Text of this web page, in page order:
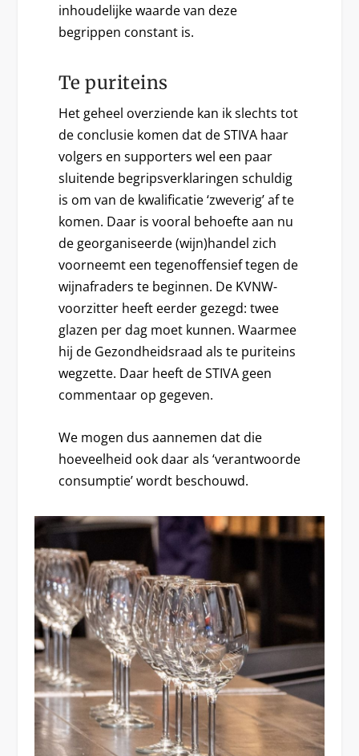
inhoudelijke waarde van deze
begrippen constant is.
Te puriteins
Het geheel overziende kan ik slechts tot
de conclusie komen dat de STIVA haar
volgers en supporters wel een paar
sluitende begripsverklaringen schuldig
is om van de kwalificatie ‘zweverig’ af te
komen. Daar is vooral behoefte aan nu
de georganiseerde (wijn)handel zich
voorneemt een tegenoffensief tegen de
wijnafraders te beginnen. De KVNW-
voorzitter heeft eerder gezegd: twee
glazen per dag moet kunnen. Waarmee
hij de Gezondheidsraad als te puriteins
wegzette. Daar heeft de STIVA geen
commentaar op gegeven.
We mogen dus aannemen dat die
hoeveelheid ook daar als ‘verantwoorde
consumptie’ wordt beschouwd.